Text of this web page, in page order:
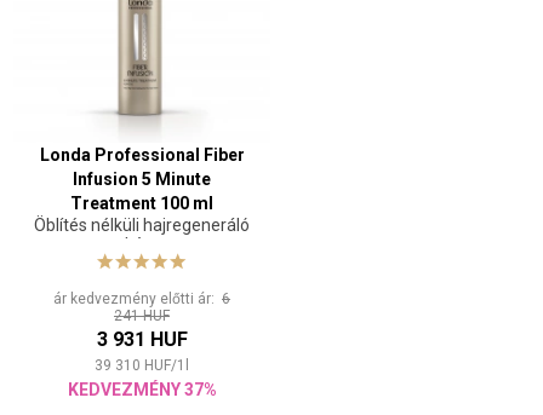
Londa Professional Fiber
Infusion 5 Minute
Treatment 100 ml
Öblítés nélküli hajregeneráló
kúra
ár kedvezmény előtti ár: 6
241 HUF
3 931 HUF
39 310 HUF/1
KEDVEZMÉNY 37%